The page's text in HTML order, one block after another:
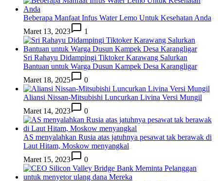
Beberapa Manfaat Infus Water Lemo Untuk Kesehatan Anda
Maret 13, 2023
1
Sri Rahayu Didampingi Tiktoker Karawang Salurkan
Bantuan untuk Warga Dusun Kampek Desa Karangligar
Maret 18, 2025
0
Aliansi Nissan-Mitsubishi Luncurkan Livina Versi Mungil
Maret 14, 2023
0
AS menyalahkan Rusia atas jatuhnya pesawat tak berawak di
Laut Hitam, Moskow menyangkal
Maret 15, 2023
0